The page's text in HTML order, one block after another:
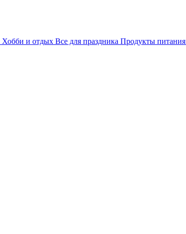
Хобби и отдых Все для праздника Продукты питания